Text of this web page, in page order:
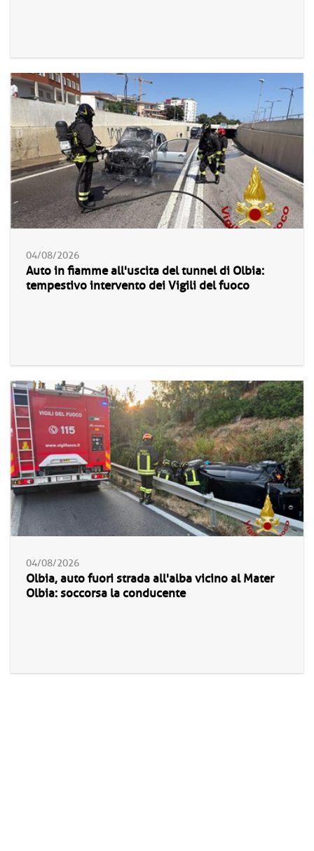
04/08/2026
Auto in fiamme all'uscita del tunnel di Olbia:
tempestivo intervento dei Vigili del fuoco
04/08/2026
Olbia, auto fuori strada all'alba vicino al Mater
Olbia: soccorsa la conducente